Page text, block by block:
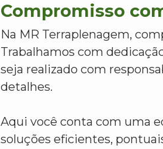
Compromisso
Na MR Terraplenagem,
Trabalhamos com
seja realizado com
detalhes.
Aqui você conta com uma
soluções eficientes,